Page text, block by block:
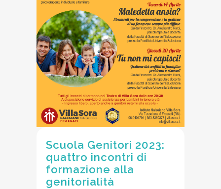
Scuola Genitori 2023:
quattro incontri di
formazione alla
genitorialità